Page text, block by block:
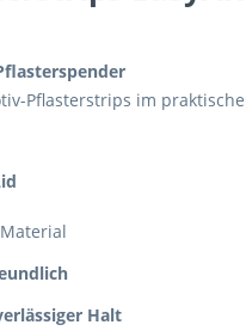
Pflasterstrips im
Material
Halt